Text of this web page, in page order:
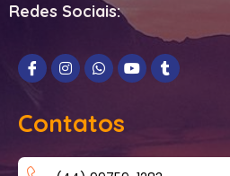
Redes Sociais:
Contatos